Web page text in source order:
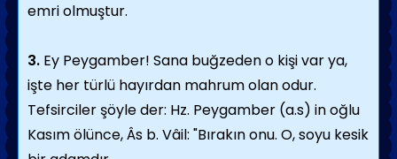
emri olmuştur.
3. Ey Peygamber! Sana buğzeden o kişi var ya,
işte her türlü hayırdan mahrum olan odur.
Tefsirciler şöyle der: Hz. Peygamber (a.s) in oğlu
Kasım ölünce, Âs b. Vâil: "Bırakın onu. O, soyu kesik